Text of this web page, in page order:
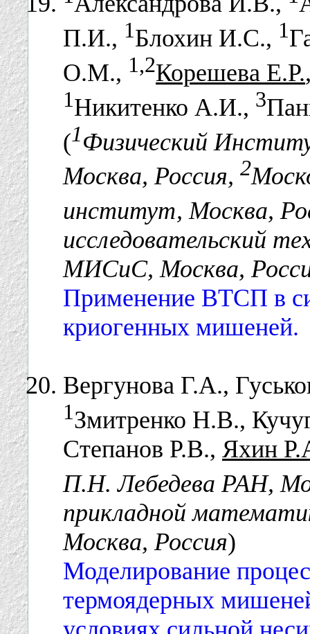
П.И., 1Блохин И.С., 1
О.М., 1,2Корешева Е.Р.
1Никитенко А.И., 3
(1Физический
Москва, Россия, 2
институт, Москва,
исследовательский
МИСиС, Москва,
Применение ВТСП в
криогенных мишеней.
Вергунова Г.А.,
1Змитренко Н.В.,
Степанов Р.В., Яхин
П.Н. Лебедева РАН,
прикладной
Москва, Россия)
Моделирование
термоядерных